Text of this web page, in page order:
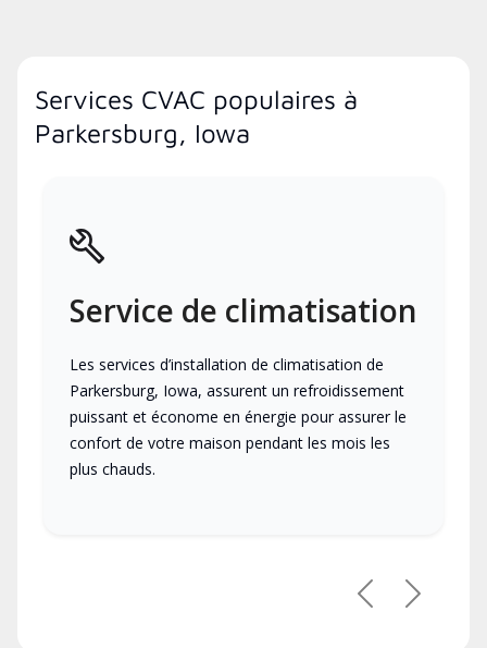
Services CVAC populaires à
Parkersburg, Iowa
Service de climatisation
Les services d’installation de climatisation de
Parkersburg, Iowa, assurent un refroidissement
puissant et économe en énergie pour assurer le
confort de votre maison pendant les mois les
plus chauds.
PrécédentSuivant